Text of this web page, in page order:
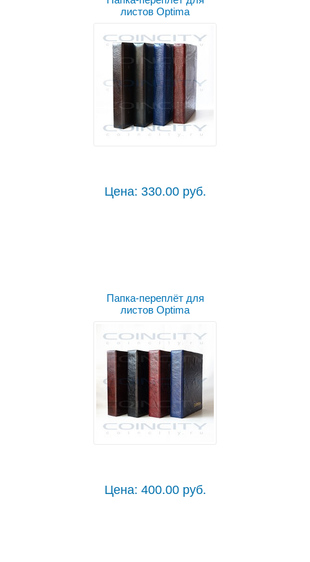
листов Optima
Цена: 330.00 руб.
Папка-переплёт для
листов Optima
Цена: 400.00 руб.